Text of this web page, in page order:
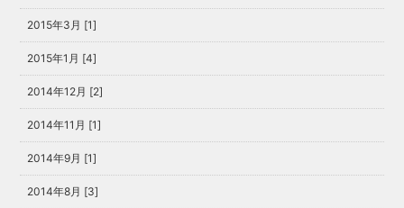
2015年3月 [1]
2015年1月 [4]
2014年12月 [2]
2014年11月 [1]
2014年9月 [1]
2014年8月 [3]